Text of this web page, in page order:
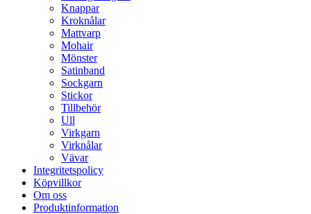
Knappar
Kroknålar
Mattvarp
Mohair
Mönster
Satinband
Sockgarn
Stickor
Tillbehör
Ull
Virkgarn
Virknålar
Vävar
Integritetspolicy
Köpvillkor
Om oss
Produktinformation